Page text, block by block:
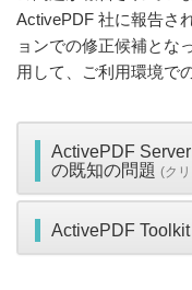
ActivePDF 社に報告さ
ョンでの修正候補とな
用して、ご利用環境で
ActivePDF
の既知の問題 (ク
ActivePDF